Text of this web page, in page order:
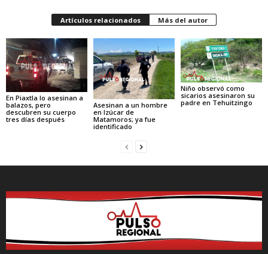
Artículos relacionados Más del autor
En Piaxtla lo asesinan a
balazos, pero
descubren su cuerpo
tres días después
Asesinan a un hombre
en Izúcar de
Matamoros; ya fue
identificado
Niño observó como
sicarios asesinaron su
padre en Tehuitzingo